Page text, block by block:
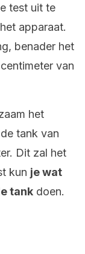
test uit te
apparaat.
benader het
van
het
tank van
Dit zal het
kun je wat
tank doen.